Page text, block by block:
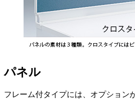
パネル
フレーム付タイプには、オプション